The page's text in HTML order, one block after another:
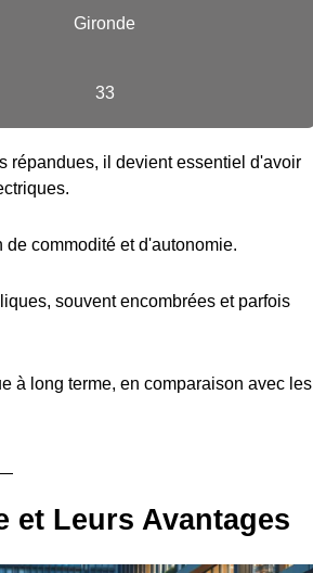
Gironde
33
répandues, il devient essentiel d'avoir
commodité et d'autonomie.
souvent encombrées et parfois
à long terme, en comparaison avec les
et Leurs Avantages